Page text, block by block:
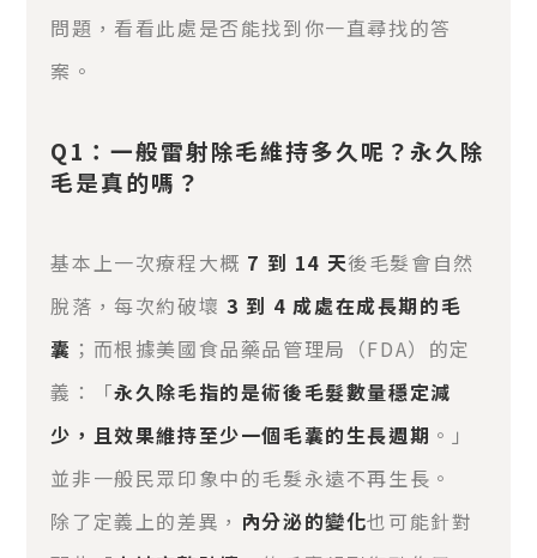
問題，看看此處是否能找到你一直尋找的答
案。
Q1：一般雷射除毛維持多久呢？永久除
毛是真的嗎？
基本上一次療程大概 7 到 14 天後毛髮會自然
脫落，每次約破壞 3 到 4 成處在成長期的毛
囊 ；而根據美國食品藥品管理局（FDA）的定
義：「永久除毛指的是術後毛髮數量穩定減
少，且效果維持至少一個毛囊的生長週期 。」
並非一般民眾印象中的毛髮永遠不再生長。
除了定義上的差異， 內分泌的變化也可能針對